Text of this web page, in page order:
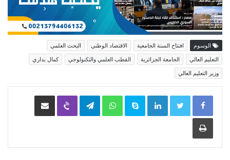
الوسوم افتتاح السنة الجامعية الاقتصاد الوطني
البحث العلمي
التعليم العالي
الجامعة الجزائرية القطب العلمي والتكنولوجي
كمال بداري
وزير التعليم العالي
LinkedIn
Skype
WhatsApp
Telegram
Viber مشاركة عبر البريد
طباعة